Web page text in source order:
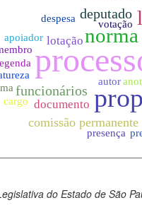
do Estado de São